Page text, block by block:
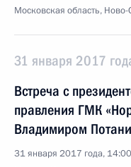
Московская область, Ново-
31 января 2017
Встреча с
правления ГМК
Владимиром
31 января 2017 года, 14:00